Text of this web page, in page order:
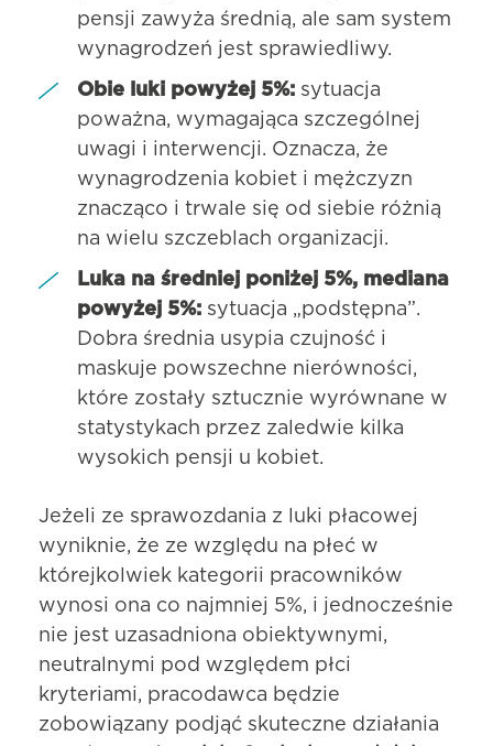
pensji zawyża średnią, ale sam system
wynagrodzeń jest sprawiedliwy.
Obie luki powyżej 5%: sytuacja
poważna, wymagająca szczególnej
uwagi i interwencji. Oznacza, że
wynagrodzenia kobiet i mężczyzn
znacząco i trwale się od siebie różnią
na wielu szczeblach organizacji.
Luka na średniej poniżej 5%, mediana
powyżej 5%: sytuacja „podstępna”.
Dobra średnia usypia czujność i
maskuje powszechne nierówności,
które zostały sztucznie wyrównane w
statystykach przez zaledwie kilka
wysokich pensji u kobiet.
Jeżeli ze sprawozdania z luki płacowej
wyniknie, że ze względu na płeć w
którejkolwiek kategorii pracowników
wynosi ona co najmniej 5%, i jednocześnie
nie jest uzasadniona obiektywnymi,
neutralnymi pod względem płci
kryteriami, pracodawca będzie
zobowiązany podjąć skuteczne działania